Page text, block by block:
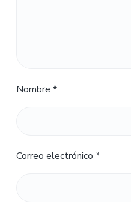
Nombre *
Correo electrónico *